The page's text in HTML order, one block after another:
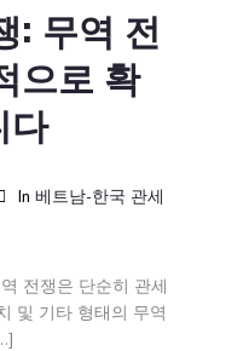
: 무역 전
으로 확
다
In 베트남-한국 관세
전쟁은 단순히 관세
및 기타 형태의 무역